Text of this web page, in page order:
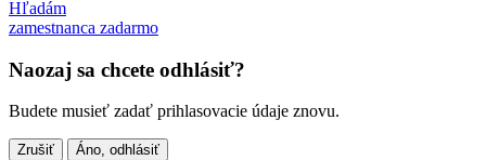
Hľadám
zamestnanca zadarmo
Naozaj sa chcete odhlásiť?
Budete musieť zadať prihlasovacie údaje znovu.
Zrušiť Áno, odhlásiť